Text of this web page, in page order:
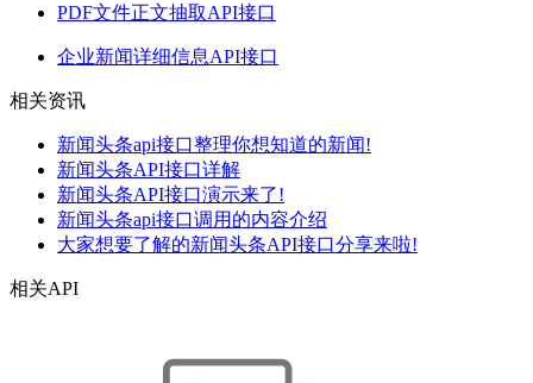
PDF文件正文抽取API接口
企业新闻详细信息API接口
相关资讯
新闻头条api接口整理你想知道的新闻!
新闻头条API接口详解
新闻头条API接口演示来了!
新闻头条api接口调用的内容介绍
大家想要了解的新闻头条API接口分享来啦!
相关API